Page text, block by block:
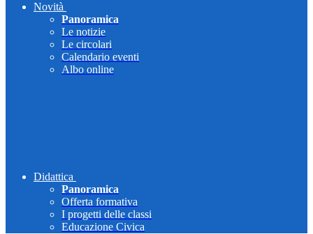
Novità
Panoramica
Le notizie
Le circolari
Calendario eventi
Albo online
Didattica
Panoramica
Offerta formativa
I progetti delle classi
Educazione Civica